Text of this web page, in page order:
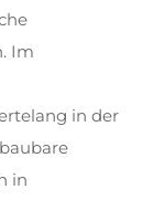
Im
in der
in